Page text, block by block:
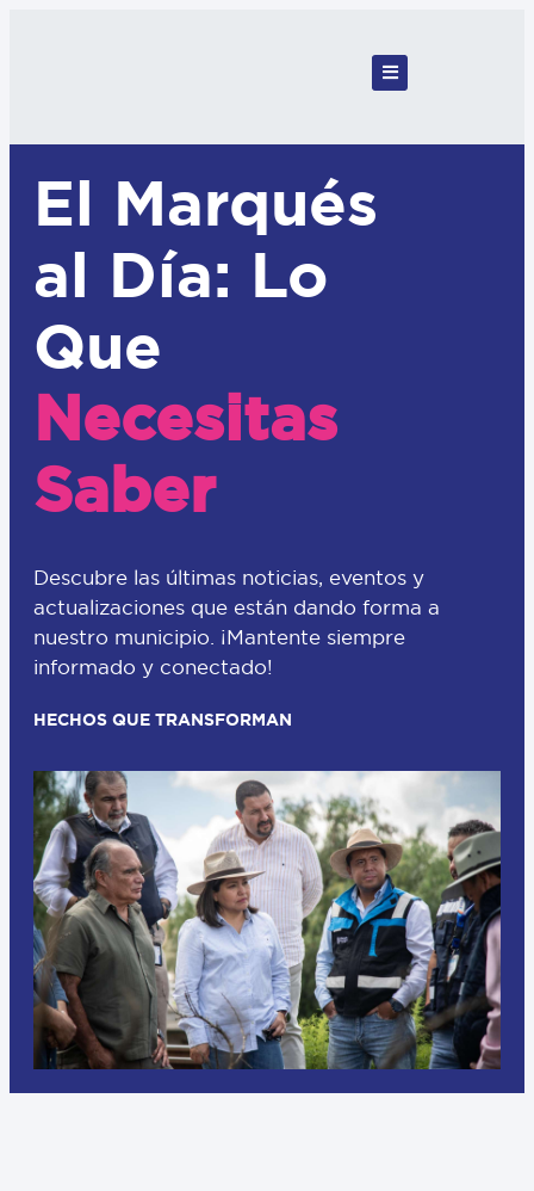
El Marqués
al Día: Lo
Que
Necesitas
Saber
Descubre las últimas noticias, eventos y
actualizaciones que están dando forma a
nuestro municipio. ¡Mantente siempre
informado y conectado!
HECHOS QUE TRANSFORMAN